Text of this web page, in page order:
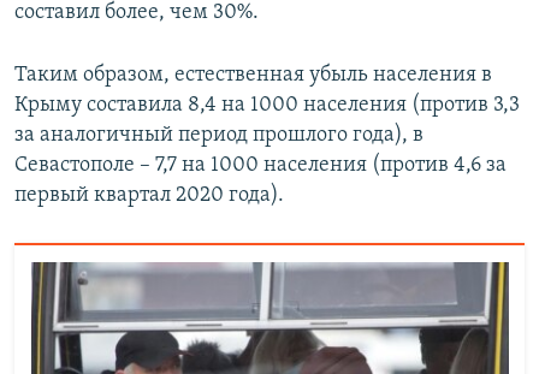
составил более, чем 30%.
Таким образом, естественная убыль населения в
Крыму составила 8,4 на 1000 населения (против 3,3
за аналогичный период прошлого года), в
Севастополе – 7,7 на 1000 населения (против 4,6 за
первый квартал 2020 года).